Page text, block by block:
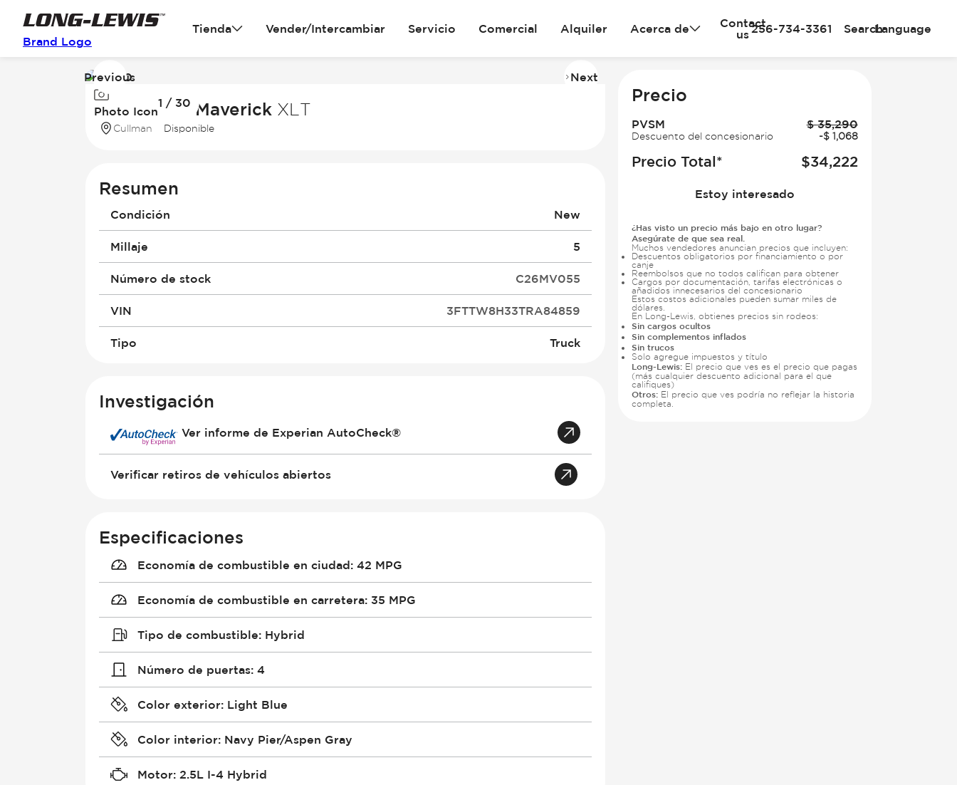
Brand Logo
Tienda Vender/Intercambiar Servicio Comercial Alquiler Acerca de
Contact
us256-734-3361 SearchLanguage
Image
of
Image
Photo Icon
1 / 30
Previous Next
2026 Ford Maverick XLT
Cullman Disponible
Precio
PVSM $ 35,290
Descuento del concesionario -$ 1,068
Precio Total* $34,222
Estoy interesado
¿Has visto un precio más bajo en otro lugar?
Asegúrate de que sea real.
Muchos vendedores anuncian precios que incluyen:
Descuentos obligatorios por financiamiento o por
canje
Reembolsos que no todos califican para obtener
Cargos por documentación, tarifas electrónicas o
añadidos innecesarios del concesionario
Estos costos adicionales pueden sumar miles de
dólares.
En Long-Lewis, obtienes precios sin rodeos:
Sin cargos ocultos
Sin complementos inflados
Sin trucos
Solo agregue impuestos y título
Long-Lewis: El precio que ves es el precio que pagas
(más cualquier descuento adicional para el que
califiques)
Otros: El precio que ves podría no reflejar la historia
completa.
Resumen
Condición New
Millaje 5
Número de stock C26MV055
VIN 3FTTW8H33TRA84859
Tipo Truck
Investigación
Ver informe de Experian AutoCheck®
Verificar retiros de vehículos abiertos
Especificaciones
Economía de combustible en ciudad: 42 MPG
Economía de combustible en carretera: 35 MPG
Tipo de combustible: Hybrid
Número de puertas: 4
Color exterior: Light Blue
Color interior: Navy Pier/Aspen Gray
Motor: 2.5L I-4 Hybrid